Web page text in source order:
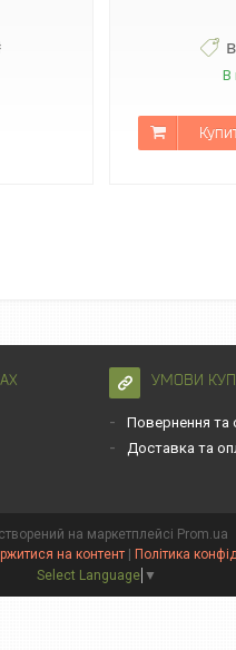
В
УМОВИ
Повернення та
Доставка та
на маркетплейсі Prom.ua
на контент
Політика
Select Language ▼